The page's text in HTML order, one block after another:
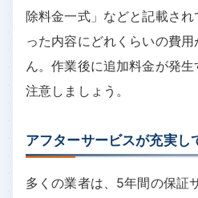
除料金一式」などと記載さ
った内容にどれくらいの費
ん。作業後に追加料金が発生
注意しましょう。
アフターサービスが充実し
多くの業者は、5年間の保証